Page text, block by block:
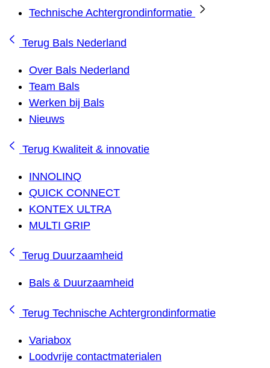
Technische Achtergrondinformatie
Terug Bals Nederland
Over Bals Nederland
Team Bals
Werken bij Bals
Nieuws
Terug Kwaliteit & innovatie
INNOLINQ
QUICK CONNECT
KONTEX ULTRA
MULTI GRIP
Terug Duurzaamheid
Bals & Duurzaamheid
Terug Technische Achtergrondinformatie
Variabox
Loodvrije contactmaterialen